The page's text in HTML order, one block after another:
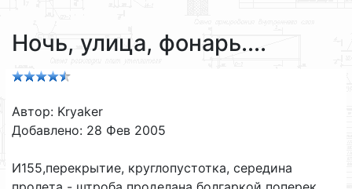
Ночь, улица, фонарь....
Автор: Kryaker
Добавлено: 28 Фев 2005
И155,перекрытие, круглопустотка, середина